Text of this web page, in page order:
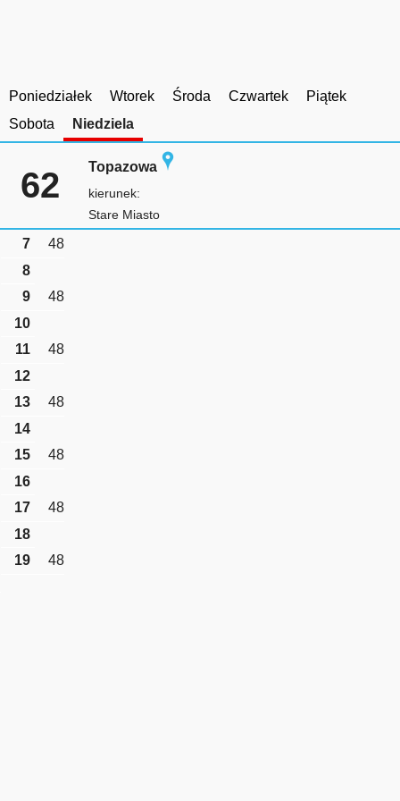
Poniedziałek Wtorek Środa Czwartek
Piątek
Sobota
Niedziela
62 Topazowa
kierunek:
Stare Miasto
7
48
8
9
48
10
11
48
12
13
48
14
15
48
16
17
48
18
19
48